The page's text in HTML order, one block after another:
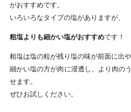
がおすすめです。
いろいろなタイプの塩がありますが、
粗塩よりも細かい塩がおすすめです！
粗塩は塩の粒が残り塩の味が前面に出や
細かい塩の方が肉に浸透し、より肉の
せます。
ぜひお試しください。